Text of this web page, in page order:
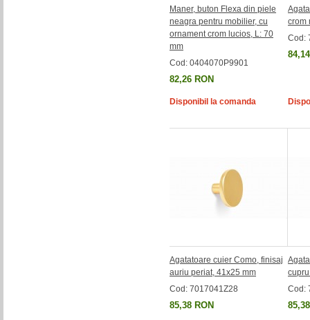
Maner, buton Flexa din piele
neagra pentru mobilier, cu
ornament crom lucios, L: 70
mm
Cod: 0404070P9901
82,26 RON
Disponibil la comanda
crom
Cod:
Agatatoare cuier Como, finisaj
auriu periat, 41x25 mm
Cod: 7017041Z28
85,38 RON
Cod: